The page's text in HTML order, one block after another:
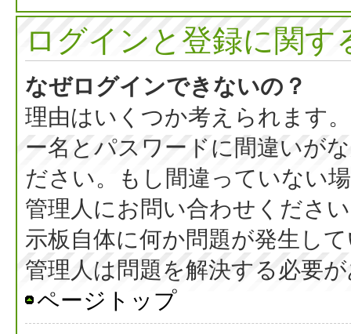
ログインと登録に関す
なぜログインできないの？
理由はいくつか考えられます
ー名とパスワードに間違いが
ださい。もし間違っていない
管理人にお問い合わせくださ
示板自体に何か問題が発生し
管理人は問題を解決する必要
ページトップ